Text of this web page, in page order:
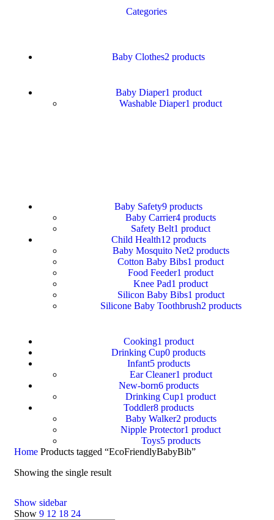
Categories
Baby Clothes2 products
Baby Diaper1 product
Washable Diaper1 product
Baby Safety9 products
Baby Carrier4 products
Safety Belt1 product
Child Health12 products
Baby Mosquito Net2 products
Cotton Baby Bibs1 product
Food Feeder1 product
Knee Pad1 product
Silicon Baby Bibs1 product
Silicone Baby Toothbrush2 products
Cooking1 product
Drinking Cup0 products
Infant5 products
Ear Cleaner1 product
New-born6 products
Drinking Cup1 product
Toddler8 products
Baby Walker2 products
Nipple Protector1 product
Toys5 products
Home Products tagged “EcoFriendlyBabyBib”
Showing the single result
Show sidebar
Show 9 12 18 24